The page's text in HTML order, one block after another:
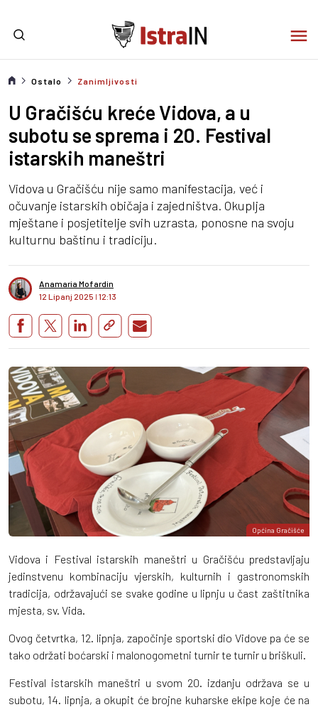
Ostalo Zanimljivosti
U Gračišću kreće Vidova, a u
subotu se sprema i 20. Festival
istarskih maneštri
Vidova u Gračišću nije samo manifestacija, već i
očuvanje istarskih običaja i zajedništva. Okuplja
mještane i posjetitelje svih uzrasta, ponosne na svoju
kulturnu baštinu i tradiciju.
Anamaria Mofardin
12 Lipanj 2025 I 12:13
Općina Gračišće
Vidova i Festival istarskih maneštri u Gračišću predstavljaju
jedinstvenu kombinaciju vjerskih, kulturnih i gastronomskih
tradicija, održavajući se svake godine u lipnju u čast zaštitnika
mjesta, sv. Vida.
Ovog četvrtka, 12. lipnja, započinje sportski dio Vidove pa će se
tako održati boćarski i malonogometni turnir te turnir u briškuli.
Festival istarskih maneštri u svom 20. izdanju održava se u
subotu, 14. lipnja, a okupit će brojne kuharske ekipe koje će na